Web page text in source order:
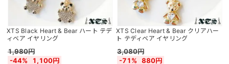
XTS Black Heart & Bear ハート テデ
ィベア イヤリング
1,980円
-44%
1,100円
XTS Clear Heart & Bear クリアハー
ト テディベア イヤリング
3,080円
-71%
880円